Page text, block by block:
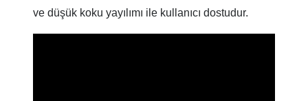
ve düşük koku yayılımı ile kullanıcı dostudur.